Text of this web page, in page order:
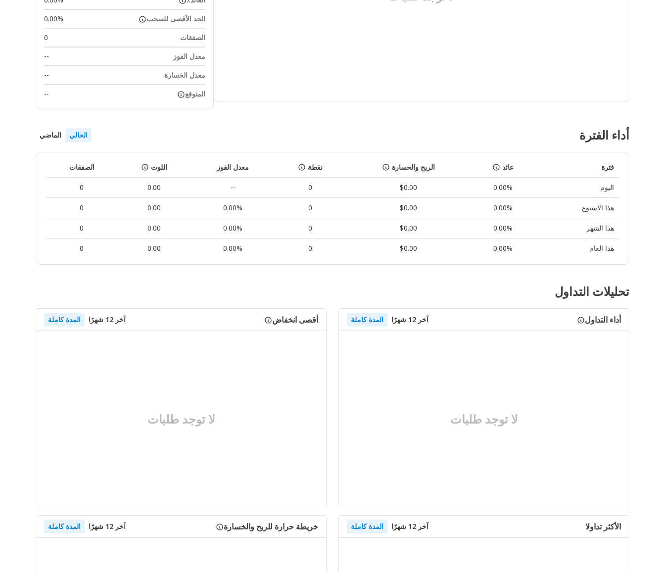
الحد الأقصى للسحب
0.00%
الصفقات
0
معدل الفوز
--
معدل الخسارة
--
المتوقع
--
أداء الفترة الحالي الماضي
فترة عائد الربح والخسارة نقطة معدل الفوز اللوت الصفقات
اليوم 0.00%
$0.00
0
--
0.00
0
هذا الاسبوع 0.00%
$0.00
0
0.00%
0.00
0
هذا الشهر 0.00%
$0.00
0
0.00%
0.00
0
هذا العام 0.00%
$0.00
0
0.00%
0.00
0
تحليلات التداول
أداء التداول آخر 12 شهرًا المدة كاملة
لا توجد طلبات
أقصى انخفاض آخر 12 شهرًا المدة كاملة
لا توجد طلبات
الأكثر تداولا آخر 12 شهرًا المدة كاملة خريطة حرارة للربح والخسارة آخر 12 شهرًا المدة كاملة